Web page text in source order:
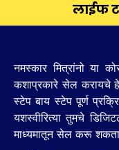
लाईफ
नमस्कार मित्रांनो या
कशाप्रकारे सेल करायचे
स्टेप बाय स्टेप पूर्ण
यशस्वीरित्या तुमचे
माध्यमातून सेल करू